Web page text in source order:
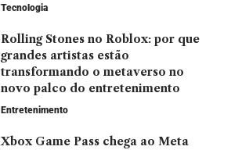
Tecnologia
Rolling Stones no Roblox: por que
grandes artistas estão
transformando o metaverso no
novo palco do entretenimento
Entretenimento
Xbox Game Pass chega ao Meta